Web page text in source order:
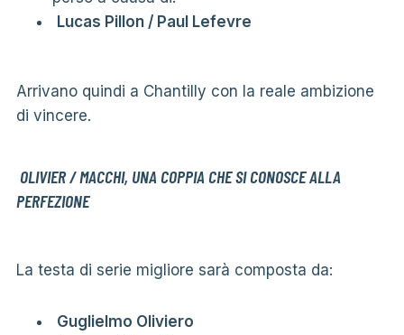
Lucas Pillon / Paul Lefevre
Arrivano quindi a Chantilly con la reale ambizione
di vincere.
OLIVIER / MACCHI, UNA COPPIA CHE SI CONOSCE ALLA
PERFEZIONE
La testa di serie migliore sarà composta da:
Guglielmo Oliviero